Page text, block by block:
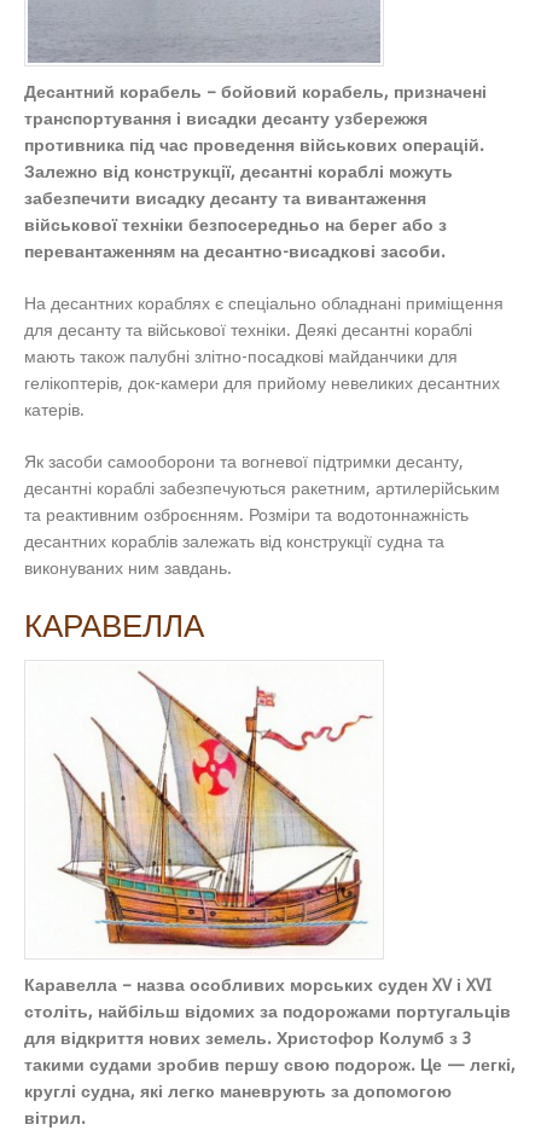
Десантний корабель – бойовий корабель, призначені
транспортування і висадки десанту узбережжя
противника під час проведення військових операцій.
Залежно від конструкції, десантні кораблі можуть
забезпечити висадку десанту та вивантаження
військової техніки безпосередньо на берег або з
перевантаженням на десантно-висадкові засоби.
На десантних кораблях є спеціально обладнані приміщення
для десанту та військової техніки. Деякі десантні кораблі
мають також палубні злітно-посадкові майданчики для
гелікоптерів, док-камери для прийому невеликих десантних
катерів.
Як засоби самооборони та вогневої підтримки десанту,
десантні кораблі забезпечуються ракетним, артилерійським
та реактивним озброєнням. Розміри та водотоннажність
десантних кораблів залежать від конструкції судна та
виконуваних ним завдань.
КАРАВЕЛЛА
Каравелла – назва особливих морських суден XV і XVI
століть, найбільш відомих за подорожами португальців
для відкриття нових земель. Христофор Колумб з 3
такими судами зробив першу свою подорож. Це — легкі,
круглі судна, які легко маневрують за допомогою
вітрил.